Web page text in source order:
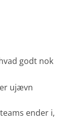
godt nok
ujævn
ender i,